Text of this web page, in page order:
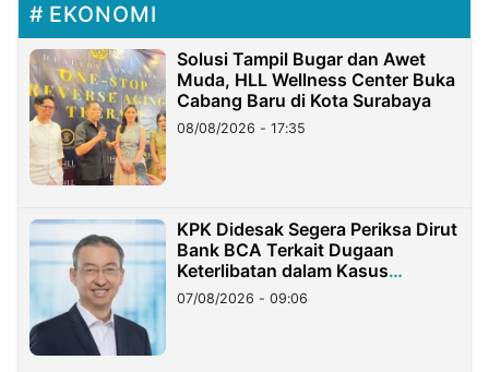
EKONOMI
Solusi Tampil Bugar dan Awet
Muda, HLL Wellness Center Buka
Cabang Baru di Kota Surabaya
08/08/2026 - 17:35
KPK Didesak Segera Periksa Dirut
Bank BCA Terkait Dugaan
Keterlibatan dalam Kasus
Hilangnya Dana Nasabah Rp2,58
Miliar
07/08/2026 - 09:06